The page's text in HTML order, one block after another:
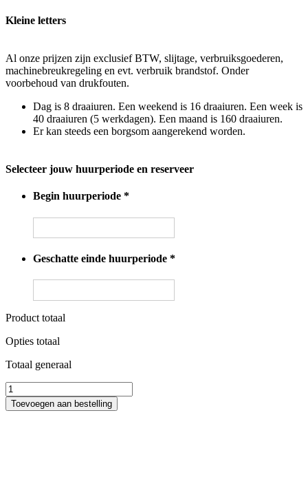
Kleine letters
Al onze prijzen zijn exclusief BTW, slijtage, verbruiksgoederen,
machinebreukregeling en evt. verbruik brandstof. Onder
voorbehoud van drukfouten.
Dag is 8 draaiuren. Een weekend is 16 draaiuren. Een week is
40 draaiuren (5 werkdagen). Een maand is 160 draaiuren.
Er kan steeds een borgsom aangerekend worden.
Selecteer jouw huurperiode en reserveer
Begin huurperiode *
Geschatte einde huurperiode *
Product totaal
Opties totaal
Totaal generaal
Bomenklem
aantal
Toevoegen aan bestelling